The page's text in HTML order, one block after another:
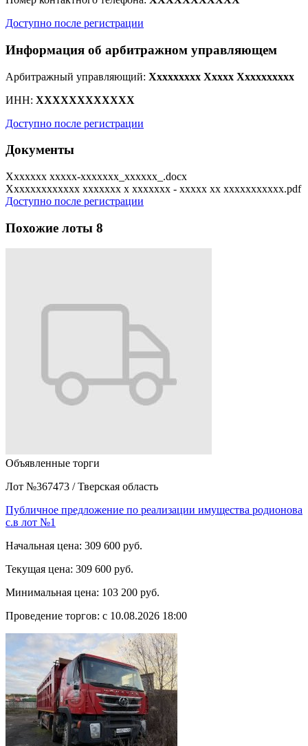
Доступно после регистрации
Информация об арбитражном управляющем
Арбитражный управляющий: Xxxxxxxxx Xxxxx Xxxxxxxxxx
ИНН: XXXXXXXXXXXX
Доступно после регистрации
Документы
Xxxxxxx xxxxx-xxxxxxx_xxxxxx_.docx
Xxxxxxxxxxxxx xxxxxxx x xxxxxxx - xxxxx xx xxxxxxxxxxx.pdf
Доступно после регистрации
Похожие лоты 8
Объявленные торги
Лот №367473 / Тверская область
Публичное предложение по реализации имущества родионова
с.в лот №1
Начальная цена: 309 600 руб.
Текущая цена: 309 600 руб.
Минимальная цена: 103 200 руб.
Проведение торгов: с 10.08.2026 18:00